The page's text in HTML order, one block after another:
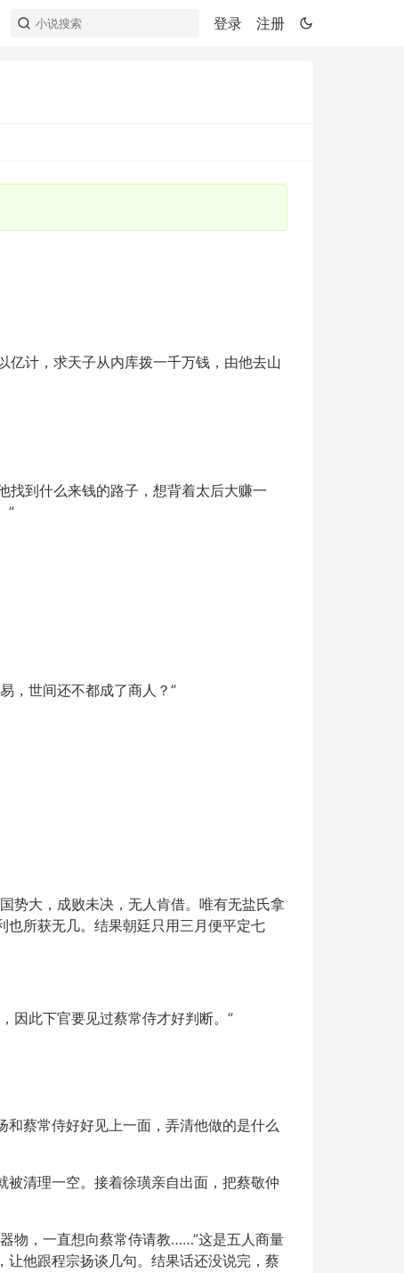
登录 注册
亿计，求天子从内库拨一千万钱，由他去山
找到什么来钱的路子，想背着太后大赚一
”
，世间还不都成了商人？”
势大，成败未决，无人肯借。唯有无盐氏拿
也所获无几。结果朝廷只用三月便平定七
因此下官要见过蔡常侍才好判断。”
蔡常侍好好见上一面，弄清他做的是什么
清理一空。接着徐璜亲自出面，把蔡敬仲
物，一直想向蔡常侍请教……”这是五人商量
他跟程宗扬谈几句。结果话还没说完，蔡